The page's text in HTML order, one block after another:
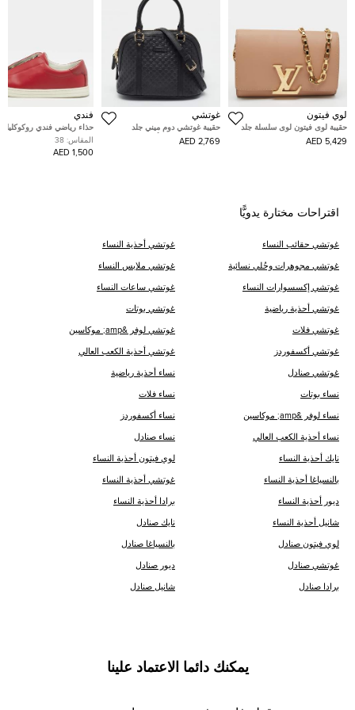
لوي فيتون
حقيبة لوى فيتون لوى سلسلة جلد
لامعة بيج MM
5,429 AED
غوتشي
حقيبة غوتشي دوم ميني جلد
مايكروغوتشيشيما أزرق فاتح
2,769 AED
فندي
حذاء رياضي فندي روكوكليك
العنابي من الجلد مقاس 38
المقاس: 38
1,500 AED
اقتراحات مختارة يدويًّا
غوتشي حقائب النساء غوتشي أحذية النساء
غوتشي مجوهرات وحُلي نسائية غوتشي ملابس النساء
غوتشي إكسسوارات النساء غوتشي ساعات النساء
غوتشي أحذية رياضية غوتشي بوتات
غوتشي فلات غوتشي لوفر &amp; موكاسين
غوتشي أكسفوردز غوتشي أحذية الكعب العالي
غوتشي صنادل نساء أحذية رياضية
نساء بوتات نساء فلات
نساء لوفر &amp; موكاسين نساء أكسفوردز
نساء أحذية الكعب العالي نساء صنادل
نايك أحذية النساء لوي فيتون أحذية النساء
ب‍‍النسياغا أحذية النساء غوتشي أحذية النساء
ديور أحذية النساء برادا أحذية النساء
شانيل أحذية النساء نايك صنادل
لوي فيتون صنادل ب‍‍النسياغا صنادل
غوتشي صنادل ديور صنادل
برادا صنادل شانيل صنادل
يمكنك دائما الاعتماد علينا